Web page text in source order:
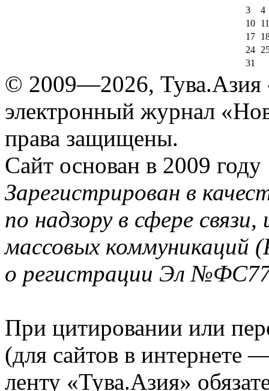
3
4
10
11
17
24
31
© 2009—2026, Тува.Азия
электронный журнал
права защищены.
Сайт основан в 2009 году
Зарегистрирован в
по надзору в сфере
массовых коммуникаций
о регистрации Эл
При цитировании или
(для сайтов в интернете
ленту «Тува.Азия»